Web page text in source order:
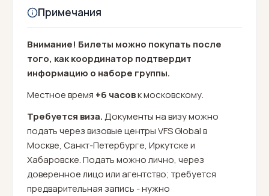
Примечания
Внимание! Билеты можно покупать после
того, как координатор подтвердит
информацию о наборе группы.
Местное время +6 часовк московскому.
Требуется виза.Документы на визу можно
подать через визовые центры VFS Global в
Москве, Санкт-Петербурге, Иркутске и
Хабаровске. Подать можно лично, через
доверенное лицо или агентство; требуется
предварительная запись - нужно